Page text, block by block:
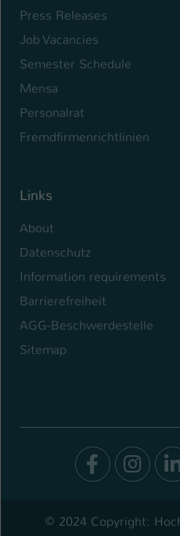
Press Releases
Job Vacancies
Semester Schedule
Mensa
Personalrat
Fremdfirmenrichtlinien
Links
About
Datenschutz
Information requirements
Barrierefreiheit
AGG-Beschwerdestelle
Sitemap
© 2024 Copyright: